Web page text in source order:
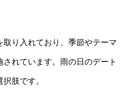
り入れており、季節やテーマ
れています。雨の日のデート
肢です。